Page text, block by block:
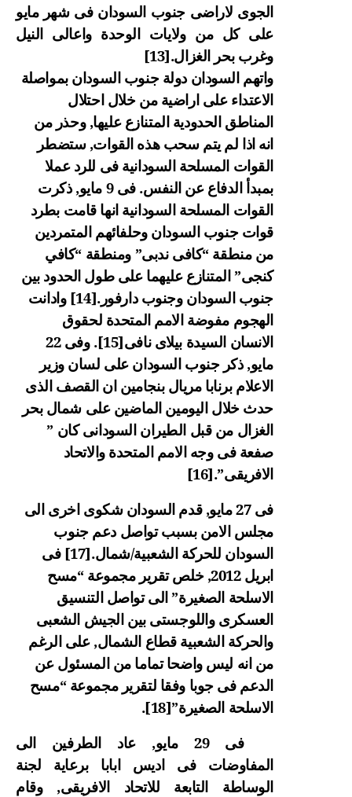
الجوى لاراضى جنوب السودان فى شهر مايو
على كل من ولايات الوحدة واعالى النيل
وغرب بحر الغزال.[13]
واتهم السودان دولة جنوب السودان بمواصلة
الاعتداء على اراضية من خلال احتلال
المناطق الحدودية المتنازع عليها, وحذر من
انه اذا لم يتم سحب هذه القوات, ستضطر
القوات المسلحة السودانية فى للرد عملا
بمبدأ الدفاع عن النفس. فى 9 مايو, ذكرت
القوات المسلحة السودانية انها قامت بطرد
قوات جنوب السودان وحلفائهم المتمردين
من منطقة “كافى ندبى” ومنطقة “كافي
كنجى” المتنازع عليهما على طول الحدود بين
جنوب السودان وجنوب دارفور.[14]
وادانت
الهجوم مفوضة الامم المتحدة لحقوق
الانسان السيدة بيلاى نافى[15]
. وفى 22
مايو, ذكر جنوب السودان على لسان وزير
الاعلام برنابا مريال بنجامين ان القصف الذى
حدث خلال اليومين الماضين على شمال بحر
الغزال من قبل الطيران السودانى كان ”
صفعة فى وجه الامم المتحدة والاتحاد
الافريقى”.[16]
فى 27 مايو, قدم السودان شكوى اخرى الى
مجلس الامن بسبب تواصل دعم جنوب
السودان للحركة الشعبية/شمال.[17]
فى
ابريل 2012, خلص تقرير مجموعة “مسح
الاسلحة الصغيرة” الى تواصل التنسيق
العسكرى واللوجستى بين الجيش الشعبى
والحركة الشعبية قطاع الشمال, على الرغم
من انه ليس واضحا تماما من المسئول عن
الدعم فى جوبا وفقا لتقرير مجموعة “مسح
الاسلحة الصغيرة”[18]
.
فى 29 مايو, عاد الطرفين الى
المفاوضات فى اديس ابابا برعاية لجنة
الوساطة التابعة للاتحاد الافريقى, وقام